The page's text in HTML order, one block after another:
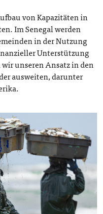
von Kapazitäten in
Im Senegal werden
in der Nutzung
Unterstützung
unseren Ansatz in den
ausweiten, darunter